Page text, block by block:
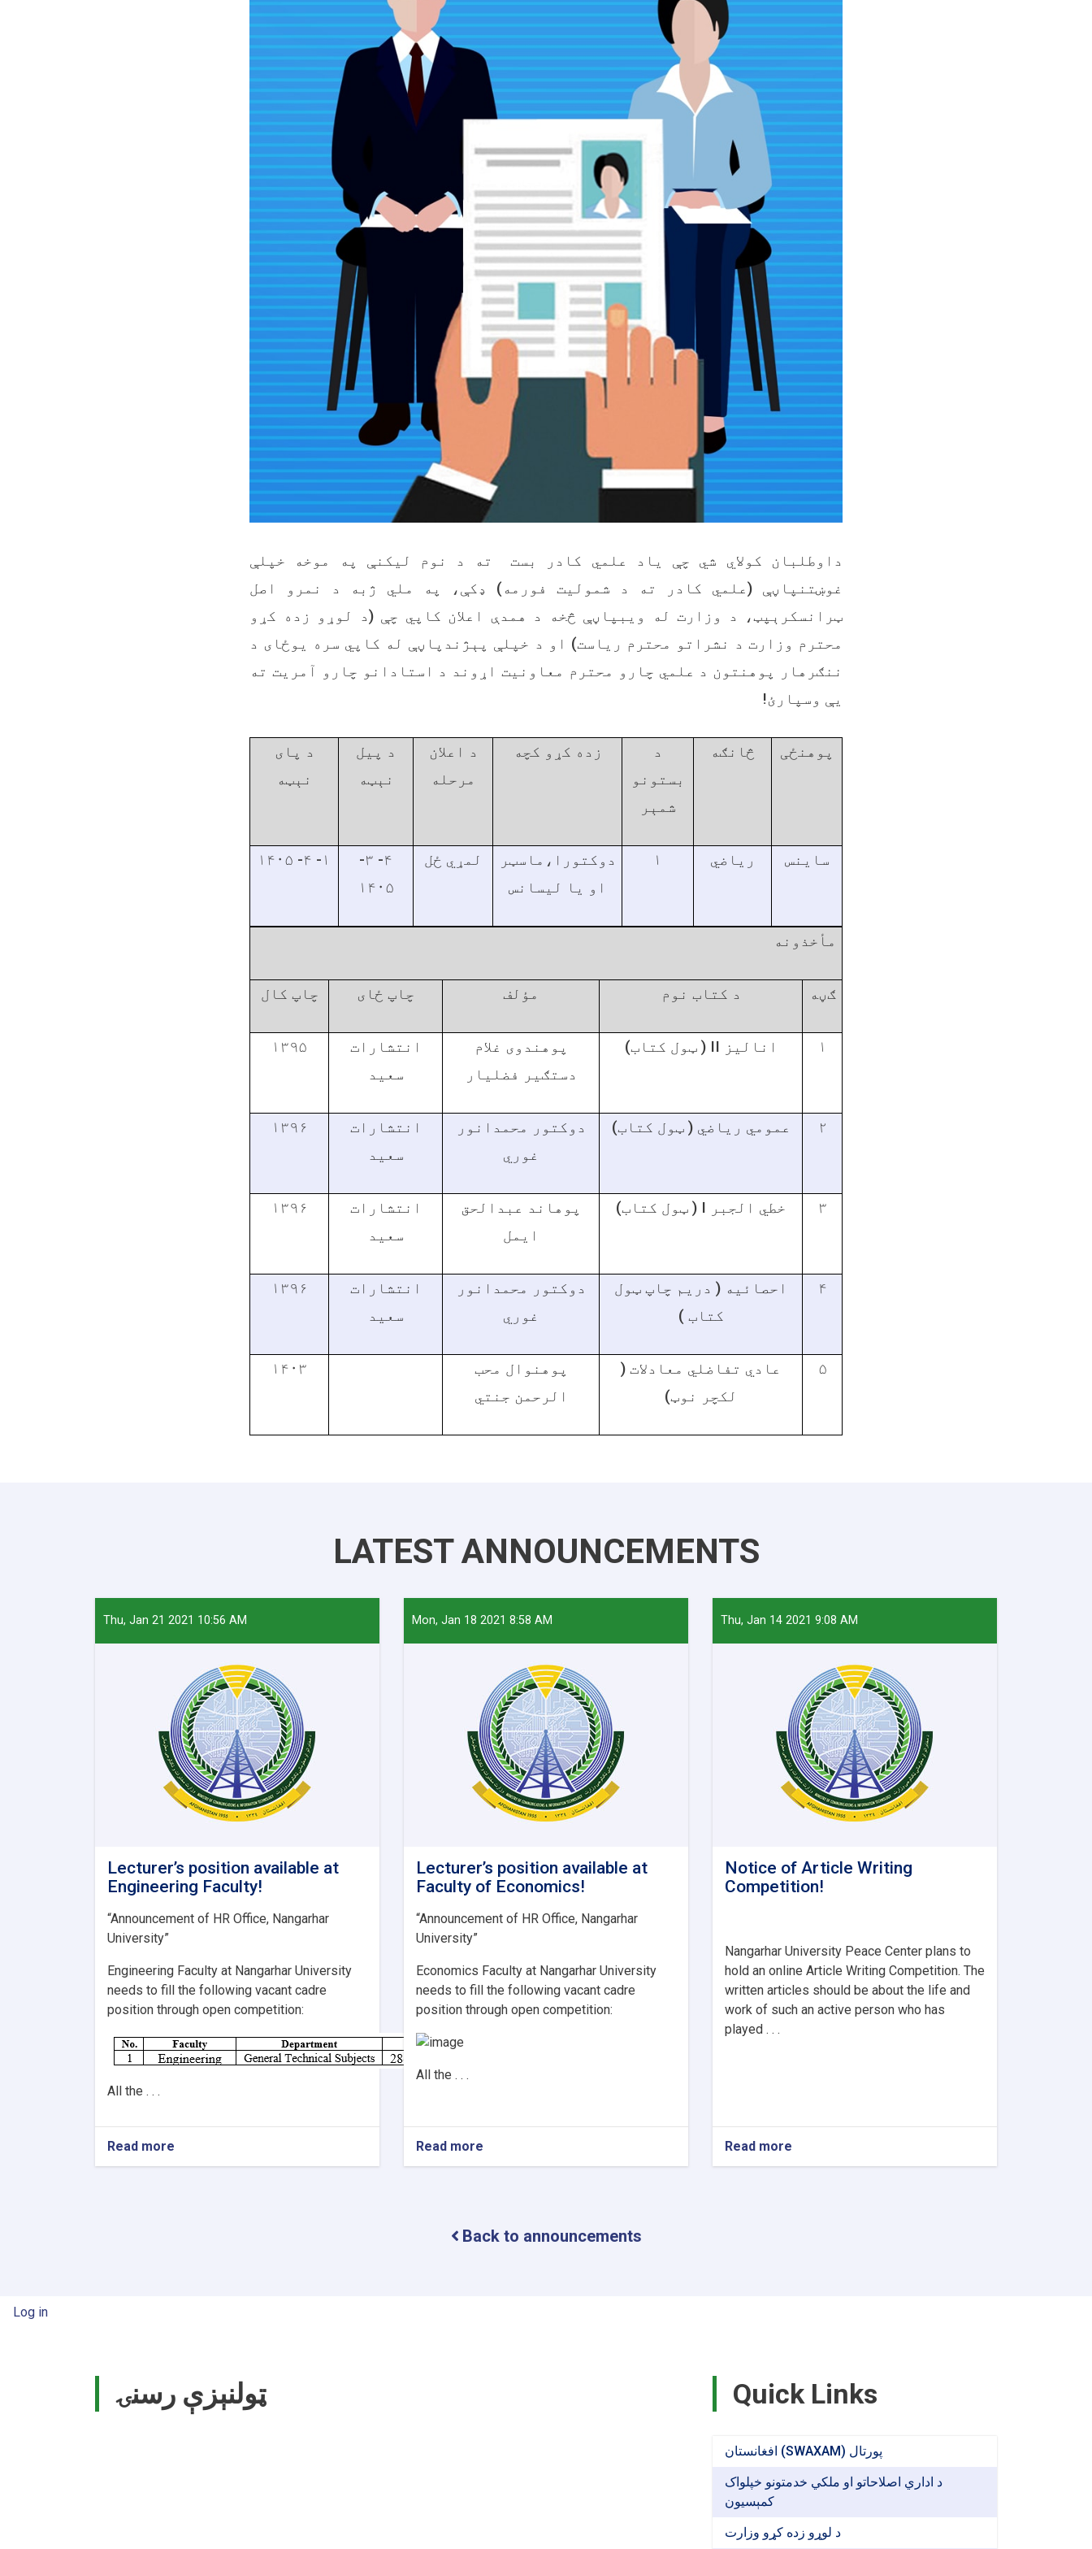
داوطلبان کولاي شي چې ياد علمي کادر بست ته د نوم ليکنې په موخه خپلې
غوښتنپاڼې (علمي کادر ته د شموليت فورمه) ډکې، په ملي ژبه د نمرو اصل
ټرانسکرېپټ، د وزارت له ويبپاڼې څخه د همدې اعلان کاپي چې (د لوړو زده کړو
محترم وزارت د نشراتو محترم رياست) او د خپلې پېژندپاڼې له کاپي سره يوځای د
ننګرهار پوهنتون د علمي چارو محترم معاونيت اړوند د استادانو چارو آمريت ته
يې وسپارئ!
پوهنځی څانګه
د
بستونو
شمېر
زده کړو کچه
د اعلان
مرحله
د پيل
نېټه
د پای
نېټه
ساينس رياضي ۱
دوکتورا،ماسټر
او يا ليسانس
لمړي ځل
۴- ۳-
۱۴۰۵
۱- ۴- ۱۴۰۵
مأخذونه
ګڼه د کتاب نوم مؤلف چاپ ځای چاپ کال
۱ اناليز II ( ټول کتاب)
پوهندوی غلام
دستګير فضليار
انتشارات
سعيد
۱۳۹۵
۲ عمومي رياضي ( ټول کتاب)
دوکتور محمدانور
غوري
انتشارات
سعيد
۱۳۹۶
۳ خطي الجبر I ( ټول کتاب)
پوهاند عبدالحق
ايمل
انتشارات
سعيد
۱۳۹۶
۴
احصائيه ( دريم چاپ ټول
کتاب )
دوکتور محمدانور
غوري
انتشارات
سعيد
۱۳۹۶
۵
عادي تفاضلي معادلات (
لکچر نوټ)
پوهنوال محب
الرحمن جنتي
۱۴۰۳
LATEST ANNOUNCEMENTS
Thu, Jan 21 2021 10:56 AM
Lecturer’s position available at
Engineering Faculty!
“Announcement of HR Office, Nangarhar
University”
Engineering Faculty at Nangarhar University
needs to fill the following vacant cadre
position through open competition:
All the . . .
Read more
Mon, Jan 18 2021 8:58 AM
Lecturer’s position available at
Faculty of Economics!
“Announcement of HR Office, Nangarhar
University”
Economics Faculty at Nangarhar University
needs to fill the following vacant cadre
position through open competition:
All the . . .
Read more
Faculty
of
Thu, Jan 14 2021 9:08 AM
Notice of Article Writing
Competition!
Nangarhar University Peace Center plans to
hold an online Article Writing Competition. The
written articles should be about the life and
work of such an active person who has
played . . .
Read more
Back to announcements
User account menu
Log in
ټولنېزې رسنۍ Quick Links
افغانستان (SWAXAM) پورتال
د اداري اصلاحاتو او ملکي خدمتونو خپلواک
کمېسیون
د لوړو زده کړو وزارت